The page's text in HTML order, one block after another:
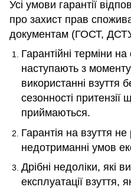
Усі умови гарантії
про захист прав
документам (ГОСТ,
Гарантійні терміни
наступають з
використанні взуття
сезонності притензії
приймаються.
Гарантія на взуття
недотриманні умов
Дрібні недоліки, які
експлуатації взуття,